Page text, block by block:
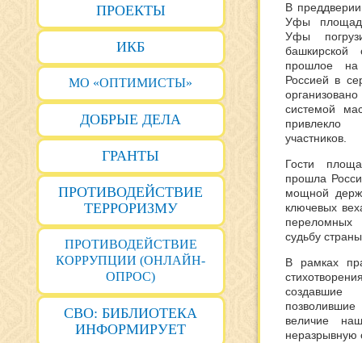
ПРОЕКТЫ
ИКБ
МО «ОПТИМИСТЫ»
ДОБРЫЕ ДЕЛА
ГРАНТЫ
ПРОТИВОДЕЙСТВИЕ
ТЕРРОРИЗМУ
ПРОТИВОДЕЙСТВИЕ
КОРРУПЦИИ (ОНЛАЙН-
ОПРОС)
СВО: БИБЛИОТЕКА
ИНФОРМИРУЕТ
В
Уфы
Уфы
башкирской
прошлое
Россией в
системой
участников.
Гости
прошла
мощной
ключевых
переломных
судьбу
В рамках
величие
неразрывную